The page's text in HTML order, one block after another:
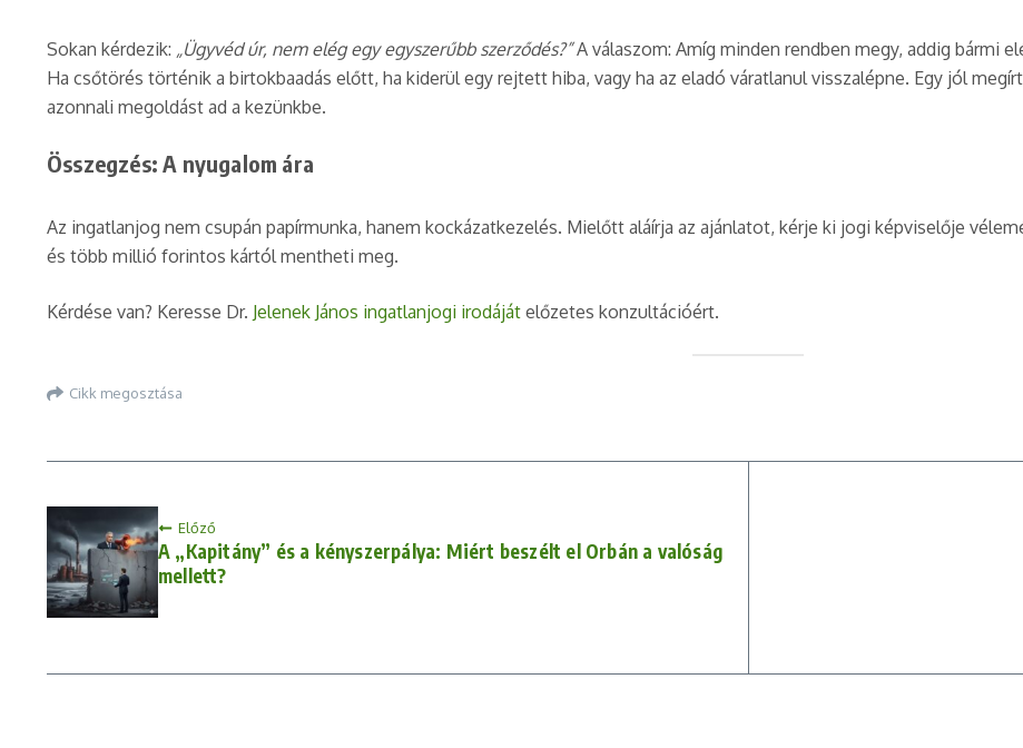
Sokan kérdezik: „Ügyvéd úr, nem elég egy egyszerűbb szerződés?”A válaszom: Amíg minden rendben megy, addig bármi
Ha csőtörés történik a birtokbaadás előtt, ha kiderül egy rejtett hiba, vagy ha az eladó váratlanul visszalépne. Egy jól
azonnali megoldást ad a kezünkbe.
Összegzés: A nyugalom ára
Az ingatlanjog nem csupán papírmunka, hanem kockázatkezelés. Mielőtt aláírja az ajánlatot, kérje ki jogi képviselője
és több millió forintos kártól mentheti meg.
Kérdése van? Keresse Dr. Jelenek János ingatlanjogi irodáját előzetes konzultációért.
Cikk megosztása
Előző
A „Kapitány” és a kényszerpálya: Miért beszélt el Orbán a valóság
mellett?